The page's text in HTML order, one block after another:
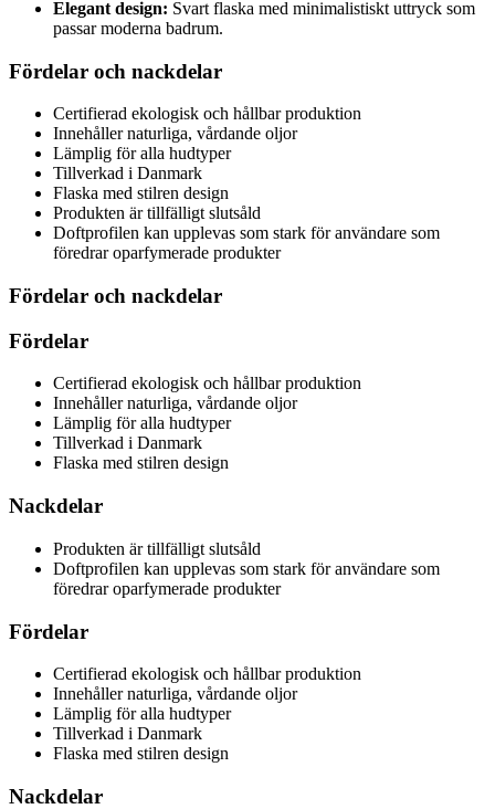
Elegant design: Svart flaska med minimalistiskt uttryck som
passar moderna badrum.
Fördelar och nackdelar
Certifierad ekologisk och hållbar produktion
Innehåller naturliga, vårdande oljor
Lämplig för alla hudtyper
Tillverkad i Danmark
Flaska med stilren design
Produkten är tillfälligt slutsåld
Doftprofilen kan upplevas som stark för användare som
föredrar oparfymerade produkter
Fördelar och nackdelar
Fördelar
Certifierad ekologisk och hållbar produktion
Innehåller naturliga, vårdande oljor
Lämplig för alla hudtyper
Tillverkad i Danmark
Flaska med stilren design
Nackdelar
Produkten är tillfälligt slutsåld
Doftprofilen kan upplevas som stark för användare som
föredrar oparfymerade produkter
Fördelar
Certifierad ekologisk och hållbar produktion
Innehåller naturliga, vårdande oljor
Lämplig för alla hudtyper
Tillverkad i Danmark
Flaska med stilren design
Nackdelar